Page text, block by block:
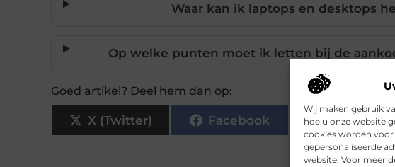
Wij maken gebruik
hoe u onze website
cookies worden voor
gepersonaliseerde
website. Voor meer
Waar kan ik laptops en desktops
Op welke punten moet ik letten bij de
Goed artikel? Deel hem dan op:
X (Twitter) Facebook Pinterest